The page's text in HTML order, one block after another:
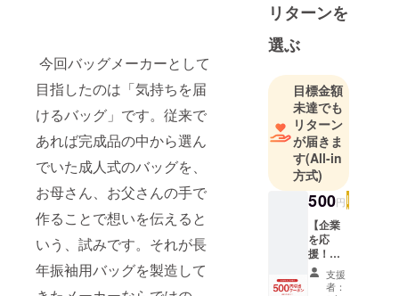
今回バッグメーカーとして
目指したのは「気持ちを届
けるバッグ」です。従来で
あれば完成品の中から選ん
でいた成人式のバッグを、
お母さん、お父さんの手で
作ることで想いを伝えると
いう、試みです。それが長
年振袖用バッグを製造して
きたメー
カーです。
日本の伝統
である着物
文化、そし
て結婚式や
お葬式など
のフォーマ
ルシーンの
装いに本当
に長く寄り
添い、品質
の追求のた
め技術を磨
リターンを
選ぶ
目標金額
未達でも
リターン
が届きま
す(All-in
方式)
500円
【企業
を応
援！】
こちら
は純粋
支援
者：